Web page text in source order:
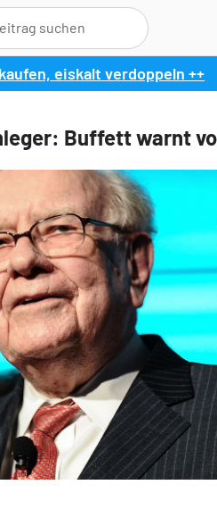
eiskalt verdoppeln ++
Buffett warnt